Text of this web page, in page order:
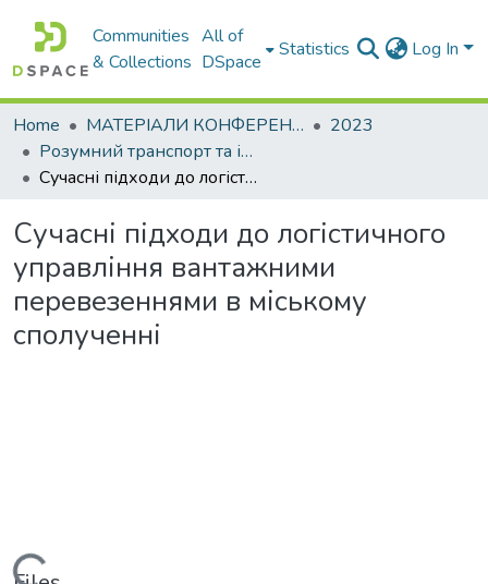
Communities
& Collections
All of
DSpace
Statistics Log In
Home МАТЕРІАЛИ КОНФЕРЕНЦІЙ
2023
Розумний транспорт та інтегровані транспортні технології
Сучасні підходи до логістичного управління вантажними перевезеннями в міському сполученні
Сучасні підходи до логістичного
управління вантажними
перевезеннями в міському
сполученні